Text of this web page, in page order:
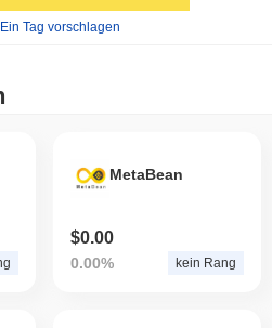
Ein Tag vorschlagen
MetaBean
$0.00
0.00% kein Rang